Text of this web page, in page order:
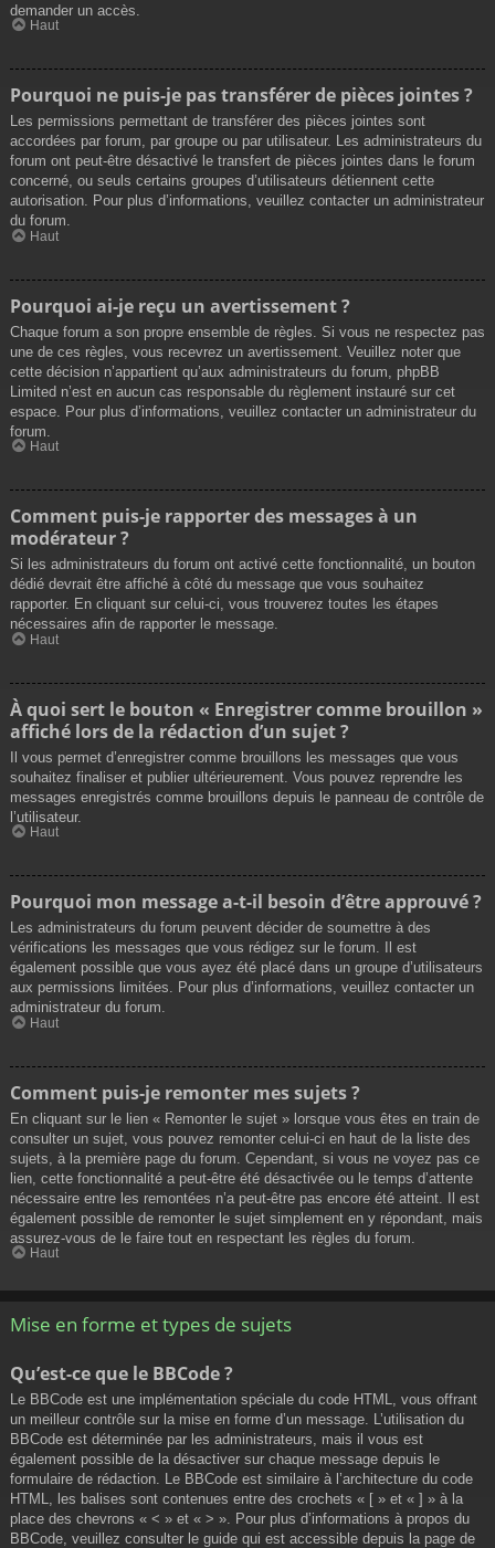
demander un accès.
Haut
Pourquoi ne puis-je pas transférer de pièces jointes ?
Les permissions permettant de transférer des pièces jointes sont
accordées par forum, par groupe ou par utilisateur. Les administrateurs du
forum ont peut-être désactivé le transfert de pièces jointes dans le forum
concerné, ou seuls certains groupes d’utilisateurs détiennent cette
autorisation. Pour plus d’informations, veuillez contacter un administrateur
du forum.
Haut
Pourquoi ai-je reçu un avertissement ?
Chaque forum a son propre ensemble de règles. Si vous ne respectez pas
une de ces règles, vous recevrez un avertissement. Veuillez noter que
cette décision n’appartient qu’aux administrateurs du forum, phpBB
Limited n’est en aucun cas responsable du règlement instauré sur cet
espace. Pour plus d’informations, veuillez contacter un administrateur du
forum.
Haut
Comment puis-je rapporter des messages à un
modérateur ?
Si les administrateurs du forum ont activé cette fonctionnalité, un bouton
dédié devrait être affiché à côté du message que vous souhaitez
rapporter. En cliquant sur celui-ci, vous trouverez toutes les étapes
nécessaires afin de rapporter le message.
Haut
À quoi sert le bouton « Enregistrer comme brouillon »
affiché lors de la rédaction d’un sujet ?
Il vous permet d’enregistrer comme brouillons les messages que vous
souhaitez finaliser et publier ultérieurement. Vous pouvez reprendre les
messages enregistrés comme brouillons depuis le panneau de contrôle de
l’utilisateur.
Haut
Pourquoi mon message a-t-il besoin d’être approuvé ?
Les administrateurs du forum peuvent décider de soumettre à des
vérifications les messages que vous rédigez sur le forum. Il est
également possible que vous ayez été placé dans un groupe d’utilisateurs
aux permissions limitées. Pour plus d’informations, veuillez contacter un
administrateur du forum.
Haut
Comment puis-je remonter mes sujets ?
En cliquant sur le lien « Remonter le sujet » lorsque vous êtes en train de
consulter un sujet, vous pouvez remonter celui-ci en haut de la liste des
sujets, à la première page du forum. Cependant, si vous ne voyez pas ce
lien, cette fonctionnalité a peut-être été désactivée ou le temps d’attente
nécessaire entre les remontées n’a peut-être pas encore été atteint. Il est
également possible de remonter le sujet simplement en y répondant, mais
assurez-vous de le faire tout en respectant les règles du forum.
Haut
Mise en forme et types de sujets
Qu’est-ce que le BBCode ?
Le BBCode est une implémentation spéciale du code HTML, vous offrant
un meilleur contrôle sur la mise en forme d’un message. L’utilisation du
BBCode est déterminée par les administrateurs, mais il vous est
également possible de la désactiver sur chaque message depuis le
formulaire de rédaction. Le BBCode est similaire à l’architecture du code
HTML, les balises sont contenues entre des crochets « [ » et « ] » à la
place des chevrons « < » et « > ». Pour plus d’informations à propos du
BBCode, veuillez consulter le guide qui est accessible depuis la page de